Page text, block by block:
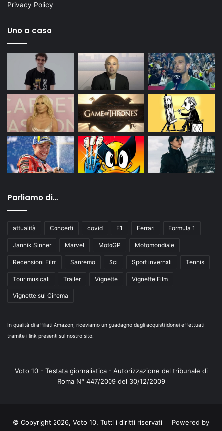
Privacy Policy
Uno a caso
Parliamo di…
attualità Concerti covid F1 Ferrari Formula 1
Jannik Sinner Marvel MotoGP Motomondiale
Recensioni Film Sanremo Sci Sport invernali Tennis
Tour musicali Trailer Vignette Vignette Film
Vignette sul Cinema
In qualità di affiliati Amazon, riceviamo un guadagno dagli acquisti idonei effettuati
tramite i link presenti sul nostro sito.
Voto 10 - Testata giornalistica - Autorizzazione del tribunale di
Roma N° 447/2009 del 30/12/2009
© Copyright 2026, Voto 10. Tutti i diritti riservati | Powered by